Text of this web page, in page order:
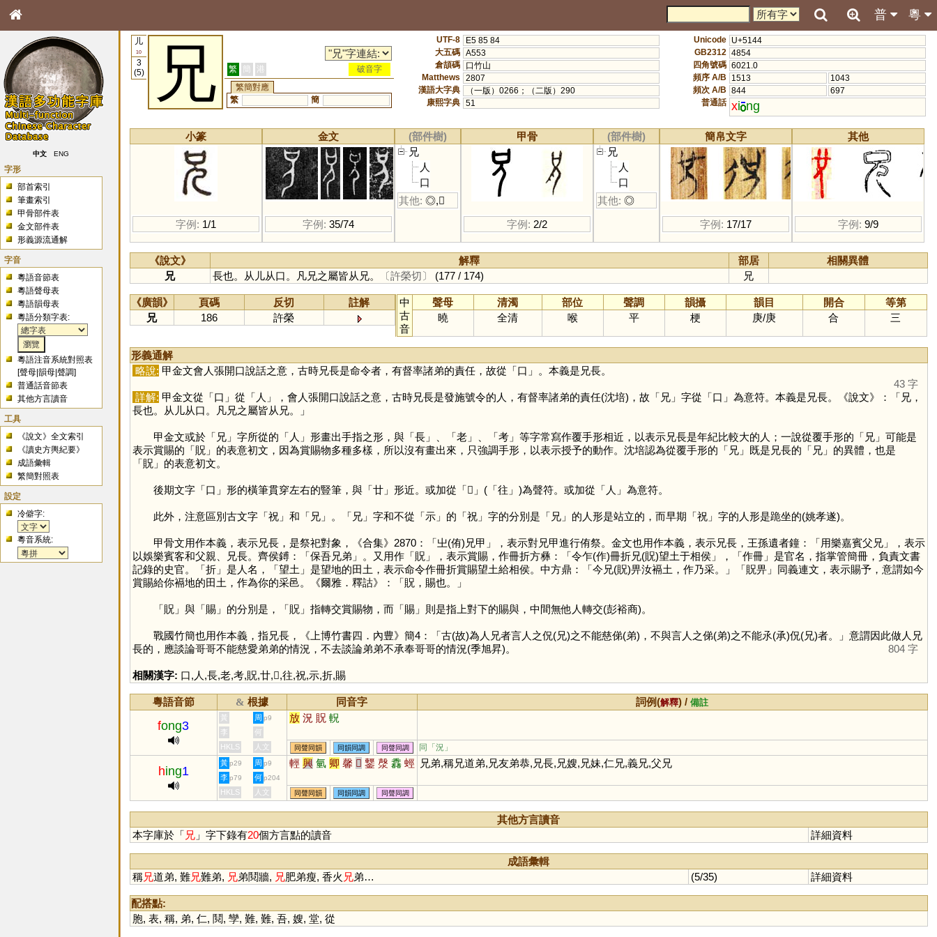
粵
普
中文 ENG
字形
部首索引
筆畫索引
甲骨部件表
金文部件表
形義源流通解
字音
粵語音節表
粵語聲母表
粵語韻母表
粵語分類字表:
粵語注音系統對照表
[聲母 |韻母 |聲調]
普通話音節表
其他方言讀音
工具
《說文》全文索引
《讀史方輿紀要》
成語彙輯
繁簡對照表
設定
冷僻字:
粵音系統:
儿
10
3
(5)
兄 繁 簡 港
破音字
繁簡對應
繁
簡
UTF-8
E5 85 84
大五碼 A553
倉頡碼
口竹山
Matthews
2807
漢語大字典
（一版）0266；（二版）290
康熙字典 51
Unicode U+5144
GB2312 4854
四角號碼 6021.0
頻序 A/B
1513
1043
頻次 A/B 844
697
普通話 xi ng
小篆
字例: 1/1
金文
字例: 35/74
(部件樹)
兄
人
口
其他: ◎,𡉚
甲骨
字例: 2/2
(部件樹)
兄
人
口
其他: ◎
簡帛文字
字例: 17/17
其他
字例: 9/9
《說文》 解釋 部居
相關異體
兄
長也。从儿从口。凡兄之屬皆从兄。 〔許榮切〕 (177 / 174) 兄
《廣韻》 頁碼 反切
註解
兄
186 許榮
中
古
音
聲母 清濁 部位 聲調 韻攝 韻目 開合
等第
曉
全清 喉 平 梗 庚/庚 合 三
形義通解
略說: 甲金文會人張開口說話之意，古時兄長是命令者，有督率諸弟的責任，故從「口 」。本義是兄長。
43 字
詳解: 甲金文從「口 」從「人 」，會人張開口說話之意，古時兄長是發施號令的人，有督率諸弟的責任(沈培)，故「 兄」字從「口 」為意符。本義是兄長。《說文》：「兄，
長也。从儿从口。凡兄之屬皆从兄。」
甲金文或於「 兄」字所從的「人 」形畫出手指之形，與「長」、「老」、「考」等字常寫作覆手形相近，以表示兄長是年紀比較大的人；一說從覆手形的「 兄」可能是
表示賞賜的「貺」的表意初文，因為賞賜物多種多樣，所以沒有畫出來，只強調手形，以表示授予的動作。沈培認為從覆手形的「 兄」既是兄長的「 兄」的異體，也是
「貺」的表意初文。
後期文字「口 」形的橫筆貫穿左右的豎筆，與「廿」形近。或加從「𡉚 」(「往 」)為聲符。或加從「人 」為意符。
此外，注意區別古文字「祝」和「 兄」。「 兄」字和不從「示」的「祝」字的分別是「 兄」的人形是站立的，而早期「祝」字的人形是跪坐的(姚孝遂)。
甲骨文用作本義，表示兄長，是祭祀對象，《合集》2870：「㞢(侑)兄甲」，表示對兄甲進行侑祭。金文也用作本義，表示兄長，王孫遺者鐘：「用樂嘉賓父兄」，表示
以娛樂賓客和父親、兄長。齊侯鎛：「保吾兄弟」。又用作「貺」，表示賞賜，作冊折方彝：「令乍(作)冊折兄(貺)望土于相侯」，「作冊」是官名，指掌管簡冊，負責文書
記錄的史官。「折」是人名，「望土」是望地的田土，表示命令作冊折賞賜望土給相侯。中方鼎：「今兄(貺)畀汝䙐土，作乃采。」「貺畀」同義連文，表示賜予，意謂如今
賞賜給你䙐地的田土，作為你的采邑。《爾雅．釋詁》：「貺，賜也。」
「貺」與「賜」的分別是，「貺」指轉交賞賜物，而「賜」則是指上對下的賜與，中間無他人轉交(彭裕商)。
戰國竹簡也用作本義，指兄長，《上博竹書四．內豊》簡4：「古(故)為人兄者言人之㑆(兄)之不能慈俤(弟)，不與言人之俤(弟)之不能氶(承)㑆(兄)者。」意謂因此做人兄
長的，應談論哥哥不能慈愛弟弟的情況，不去談論弟弟不承奉哥哥的情況(季旭昇)。
804 字
相關漢字: 口,人,長,老,考,貺,廿,𡉚,往,祝,示,折,賜
粵語音節 & 根據 同音字 詞例(解釋) /備註
fong3
黃 周 p9 放 況 貺 軦
李
何
HKLS
人文 同聲同韻 同韻同調 同聲同調 同「況 」
hing1
黃 p29 周 p9 輕 興 氫 卿 馨 𠨍 鑋 漀 馫 蛵 兄弟,稱兄道弟,兄友弟恭,兄長,兄嫂,兄妹,仁兄,義兄,父兄
李 p79 何 p204
HKLS 人文 同聲同韻 同韻同調 同聲同調
其他方言讀音
本字庫於「 兄」字下錄有20個方言點的讀音 詳細資料
成語彙輯
稱兄道弟, 難兄難弟, 兄弟鬩牆, 兄肥弟瘦, 香火 兄弟… (5/35) 詳細資料
配搭點:
胞, 表, 稱, 弟, 仁, 鬩, 孿, 難, 難, 吾, 嫂, 堂, 從